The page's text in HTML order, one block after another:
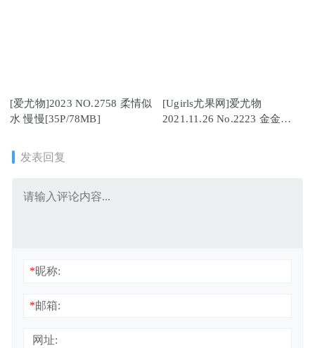
[爱尤物]2023 NO.2758 柔情似
水 慢慢[35P/78MB]
[Ugirls尤果网]爱尤物
2021.11.26 No.2223 金金
发表回复
*昵称:
*邮箱:
网址: